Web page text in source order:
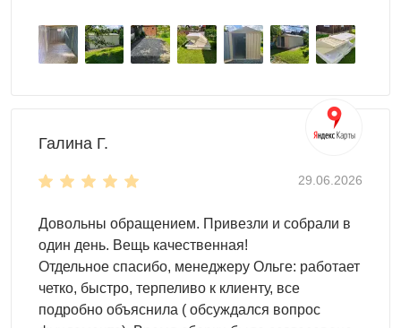
стиль
Мы поможем вашему мини-гаражу гармонично
вписаться в окружающее пространство или стать ярким
акцентом:
Выберите любой цвет RAL — от классического
Галина Г.
29.06.2026
Довольны обращением. Привезли и собрали в
один день. Вещь качественная!
Отдельное спасибо, менеджеру Ольге: работает
четко, быстро, терпеливо к клиенту, все
подробно объяснила ( обсуждался вопрос